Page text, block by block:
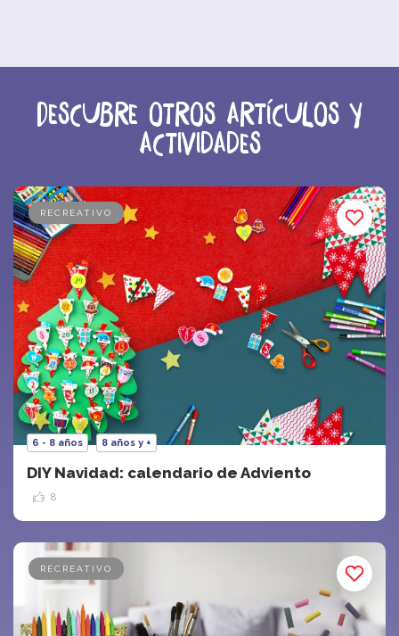
Descubre otros artículos y
actividades
RECREATIVO
6 - 8 años 8 años y +
DIY Navidad: calendario de Adviento
8
RECREATIVO